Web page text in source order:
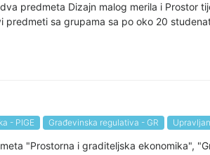
predmeta Dizajn malog merila i Prostor
sa grupama sa po oko 20
- PIGE Građevinska regulativa - GR
"Prostorna i graditeljska ekonomika",